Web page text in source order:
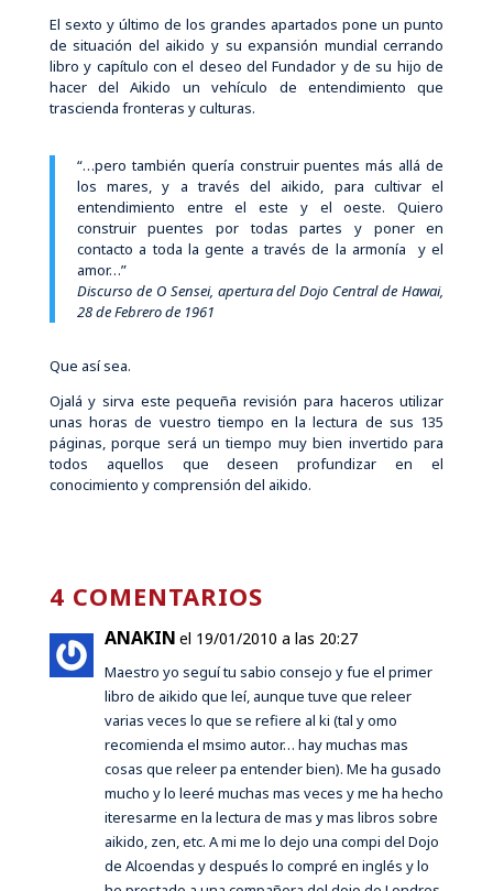
El sexto y último de los grandes apartados pone un punto
de situación del aikido y su expansión mundial cerrando
libro y capítulo con el deseo del Fundador y de su hijo de
hacer del Aikido un vehículo de entendimiento que
trascienda fronteras y culturas.
“…pero también quería construir puentes más allá de
los mares, y a través del aikido, para cultivar el
entendimiento entre el este y el oeste. Quiero
construir puentes por todas partes y poner en
contacto a toda la gente a través de la armonía y el
amor…”
Discurso de O Sensei, apertura del Dojo Central de Hawai,
28 de Febrero de 1961
Que así sea.
Ojalá y sirva este pequeña revisión para haceros utilizar
unas horas de vuestro tiempo en la lectura de sus 135
páginas, porque será un tiempo muy bien invertido para
todos aquellos que deseen profundizar en el
conocimiento y comprensión del aikido.
4 COMENTARIOS
ANAKIN el 19/01/2010 a las 20:27
Maestro yo seguí tu sabio consejo y fue el primer
libro de aikido que leí, aunque tuve que releer
varias veces lo que se refiere al ki (tal y omo
recomienda el msimo autor… hay muchas mas
cosas que releer pa entender bien). Me ha gusado
mucho y lo leeré muchas mas veces y me ha hecho
iteresarme en la lectura de mas y mas libros sobre
aikido, zen, etc. A mi me lo dejo una compi del Dojo
de Alcoendas y después lo compré en inglés y lo